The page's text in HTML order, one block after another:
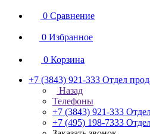
0 Сравнение
0 Избранное
0 Корзина
+7 (3843) 921-333 Отдел
Назад
Телефоны
+7 (3843) 921-333
+7 (495) 198-7333